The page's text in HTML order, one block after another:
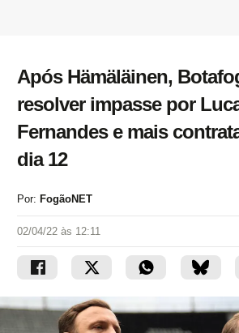
Após Hämäläinen,
resolver impasse por
Fernandes e mais
dia 12
Por: FogãoNET
02/04/22 às 12:11